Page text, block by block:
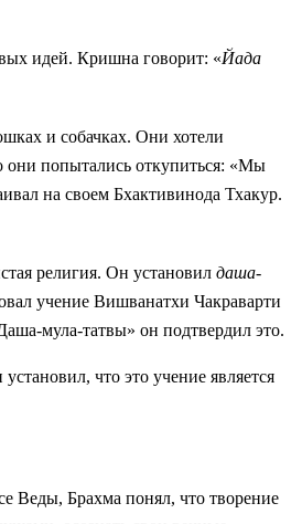
идей. Кришна говорит: «Йада
и собачках. Они хотели
они попытались откупиться: «Мы
на своем Бхактивинода Тхакур.
религия. Он установил даша-
учение Вишванатхи Чакраварти
мула-татвы» он подтвердил это.
что это учение является
Веды, Брахма понял, что творение